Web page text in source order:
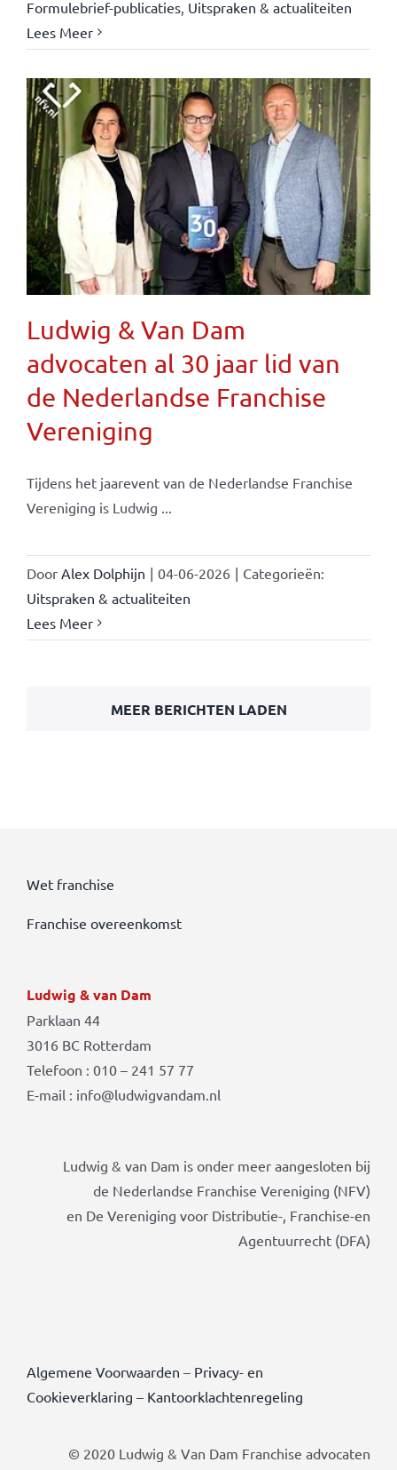
Formulebrief-publicaties, Uitspraken & actualiteiten
Lees Meer
Ludwig & Van Dam
advocaten al 30 jaar lid van
de Nederlandse Franchise
Vereniging
Tijdens het jaarevent van de Nederlandse Franchise
Vereniging is Ludwig ...
Door Alex Dolphijn | 04-06-2026 | Categorieën:
Uitspraken & actualiteiten
Lees Meer
MEER BERICHTEN LADEN
Wet franchise
Franchise overeenkomst
Ludwig & van Dam
Parklaan 44
3016 BC Rotterdam
Telefoon : 010 – 241 57 77
E-mail : info@ludwigvandam.nl
Ludwig & van Dam is onder meer aangesloten bij
de Nederlandse Franchise Vereniging (NFV)
en De Vereniging voor Distributie-, Franchise-en
Agentuurrecht (DFA)
Algemene Voorwaarden – Privacy- en
Cookieverklaring – Kantoorklachtenregeling
© 2020 Ludwig & Van Dam Franchise advocaten